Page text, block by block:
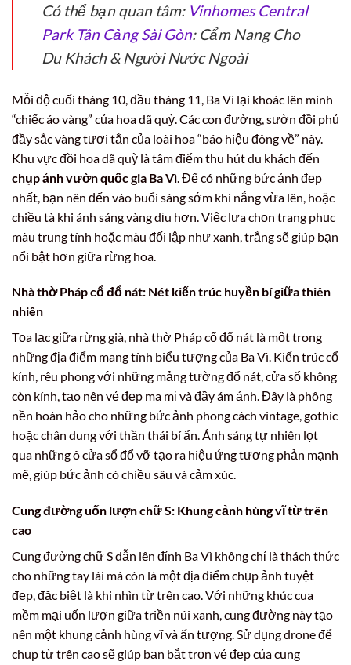
Có thể bạn quan tâm: Vinhomes Central
Park Tân Cảng Sài Gòn: Cẩm Nang Cho
Du Khách & Người Nước Ngoài
Mỗi độ cuối tháng 10, đầu tháng 11, Ba Vì lại khoác lên mình
“chiếc áo vàng” của hoa dã quỳ. Các con đường, sườn đồi phủ
đầy sắc vàng tươi tắn của loài hoa “báo hiệu đông về” này.
Khu vực đồi hoa dã quỳ là tâm điểm thu hút du khách đến
chụp ảnh vườn quốc gia Ba Vì . Để có những bức ảnh đẹp
nhất, bạn nên đến vào buổi sáng sớm khi nắng vừa lên, hoặc
chiều tà khi ánh sáng vàng dịu hơn. Việc lựa chọn trang phục
màu trung tính hoặc màu đối lập như xanh, trắng sẽ giúp bạn
nổi bật hơn giữa rừng hoa.
Nhà thờ Pháp cổ đổ nát: Nét kiến trúc huyền bí giữa thiên
nhiên
Tọa lạc giữa rừng già, nhà thờ Pháp cổ đổ nát là một trong
những địa điểm mang tính biểu tượng của Ba Vì. Kiến trúc cổ
kính, rêu phong với những mảng tường đổ nát, cửa sổ không
còn kính, tạo nên vẻ đẹp ma mị và đầy ám ảnh. Đây là phông
nền hoàn hảo cho những bức ảnh phong cách vintage, gothic
hoặc chân dung với thần thái bí ẩn. Ánh sáng tự nhiên lọt
qua những ô cửa sổ đổ vỡ tạo ra hiệu ứng tương phản mạnh
mẽ, giúp bức ảnh có chiều sâu và cảm xúc.
Cung đường uốn lượn chữ S: Khung cảnh hùng vĩ từ trên
cao
Cung đường chữ S dẫn lên đỉnh Ba Vì không chỉ là thách thức
cho những tay lái mà còn là một địa điểm chụp ảnh tuyệt
đẹp, đặc biệt là khi nhìn từ trên cao. Với những khúc cua
mềm mại uốn lượn giữa triền núi xanh, cung đường này tạo
nên một khung cảnh hùng vĩ và ấn tượng. Sử dụng drone để
chụp từ trên cao sẽ giúp bạn bắt trọn vẻ đẹp của cung